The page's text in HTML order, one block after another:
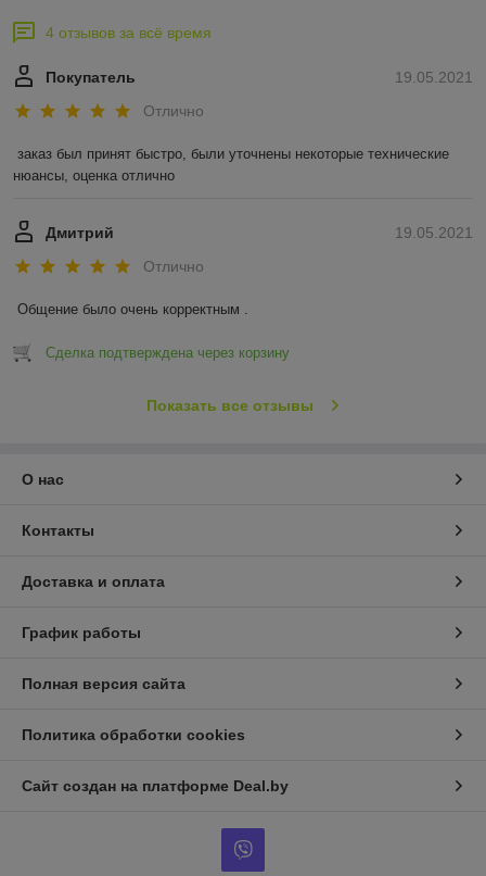
4 отзывов за всё время
19.05.2021
Покупатель
Отлично
заказ был принят быстро, были уточнены некоторые технические
нюансы, оценка отлично
19.05.2021
Дмитрий
Отлично
Общение было очень корректным .
Сделка подтверждена через корзину
Показать все отзывы
О нас
Контакты
Доставка и оплата
График работы
Полная версия сайта
Политика обработки cookies
Сайт создан на платформе Deal.by